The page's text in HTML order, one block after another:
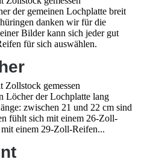
der gemeinen Lochplatte breit
danken wir für die
Bilder kann sich jeder gut
für sich auswählen.
Löcher der Lochplatte lang
zwischen 21 und 22 cm sind
fühlt sich mit einem 26-Zoll-
einem 29-Zoll-Reifen...